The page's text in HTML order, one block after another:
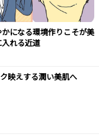
になる環境作りこそが美
れる近道
映えする潤い美肌へ